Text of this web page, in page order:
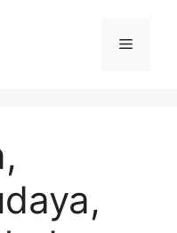
Menu